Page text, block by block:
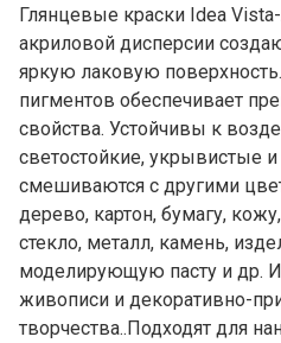
живописи и
Глянцевые краски Idea
акриловой дисперсии
яркую лаковую
пигментов обеспечивает
свойства. Устойчивы к
светостойкие, укрывистые
смешиваются с другими
дерево, картон, бумагу,
стекло, металл, камень,
моделирующую пасту и др.
живописи и декоративно-
творчества..Подходят для